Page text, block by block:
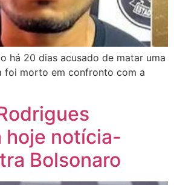
há 20 dias acusado de matar uma
foi morto em confronto com a
hoje notícia-
Bolsonaro